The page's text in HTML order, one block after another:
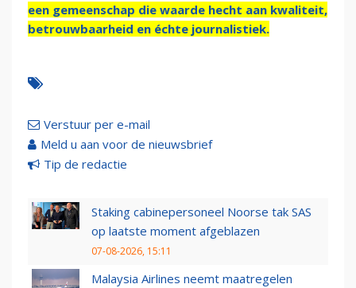
een gemeenschap die waarde hecht aan kwaliteit,
betrouwbaarheid en échte journalistiek.
Verstuur per e-mail
Meld u aan voor de nieuwsbrief
Tip de redactie
Staking cabinepersoneel Noorse tak SAS
op laatste moment afgeblazen
07-08-2026, 15:11
Malaysia Airlines neemt maatregelen